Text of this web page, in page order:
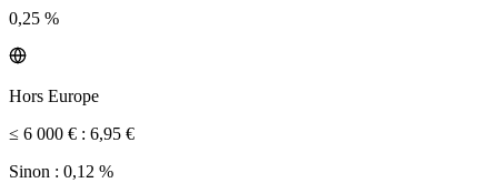
0,25 %
Hors Europe
≤ 6 000 € : 6,95 €
Sinon : 0,12 %